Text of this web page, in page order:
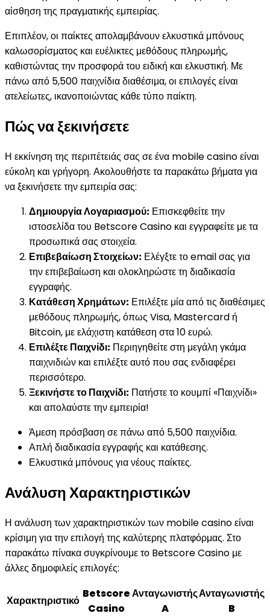
αίσθηση της πραγματικής εμπειρίας.
Επιπλέον, οι παίκτες απολαμβάνουν ελκυστικά μπόνους
καλωσορίσματος και ευέλικτες μεθόδους πληρωμής,
καθιστώντας την προσφορά του ειδική και ελκυστική. Με
πάνω από 5,500 παιχνίδια διαθέσιμα, οι επιλογές είναι
ατελείωτες, ικανοποιώντας κάθε τύπο παίκτη.
Πώς να ξεκινήσετε
Η εκκίνηση της περιπέτειάς σας σε ένα mobile casino είναι
εύκολη και γρήγορη. Ακολουθήστε τα παρακάτω βήματα για
να ξεκινήσετε την εμπειρία σας:
Δημιουργία Λογαριασμού: Επισκεφθείτε την
ιστοσελίδα του Betscore Casino και εγγραφείτε με τα
προσωπικά σας στοιχεία.
Επιβεβαίωση Στοιχείων: Ελέγξτε το email σας για
την επιβεβαίωση και ολοκληρώστε τη διαδικασία
εγγραφής.
Κατάθεση Χρημάτων: Επιλέξτε μία από τις διαθέσιμες
μεθόδους πληρωμής, όπως Visa, Mastercard ή
Bitcoin, με ελάχιστη κατάθεση στα 10 ευρώ.
Επιλέξτε Παιχνίδι: Περιηγηθείτε στη μεγάλη γκάμα
παιχνιδιών και επιλέξτε αυτό που σας ενδιαφέρει
περισσότερο.
Ξεκινήστε το Παιχνίδι: Πατήστε το κουμπί «Παιχνίδι»
και απολαύστε την εμπειρία!
Άμεση πρόσβαση σε πάνω από 5,500 παιχνίδια.
Απλή διαδικασία εγγραφής και κατάθεσης.
Ελκυστικά μπόνους για νέους παίκτες.
Ανάλυση Χαρακτηριστικών
Η ανάλυση των χαρακτηριστικών των mobile casino είναι
κρίσιμη για την επιλογή της καλύτερης πλατφόρμας. Στο
παρακάτω πίνακα συγκρίνουμε το Betscore Casino με
άλλες δημοφιλείς επιλογές:
Χαρακτηριστικό
Betscore
Casino
Ανταγωνιστής
A
Ανταγωνιστής
B